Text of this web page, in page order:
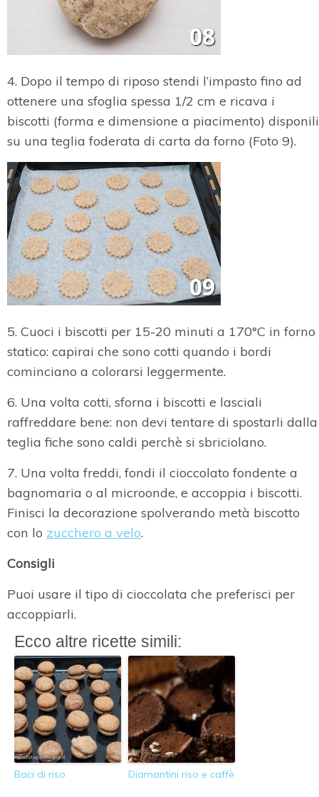
4. Dopo il tempo di riposo stendi l’impasto fino ad
ottenere una sfoglia spessa 1/2 cm e ricava i
biscotti (forma e dimensione a piacimento) disponili
su una teglia foderata di carta da forno (Foto 9).
5. Cuoci i biscotti per 15-20 minuti a 170°C in forno
statico: capirai che sono cotti quando i bordi
cominciano a colorarsi leggermente.
6. Una volta cotti, sforna i biscotti e lasciali
raffreddare bene: non devi tentare di spostarli dalla
teglia fiche sono caldi perchè si sbriciolano.
7. Una volta freddi, fondi il cioccolato fondente a
bagnomaria o al microonde, e accoppia i biscotti.
Finisci la decorazione spolverando metà biscotto
con lo zucchero a velo.
Consigli
Puoi usare il tipo di cioccolata che preferisci per
accoppiarli.
Ecco altre ricette simili:
Baci di riso Diamantini riso e caffè